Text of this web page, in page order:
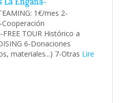
1€/mes 2-
Cooperación
FREE TOUR Histórico a
6-Donaciones
materiales...) 7-Otras Lire